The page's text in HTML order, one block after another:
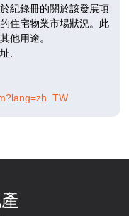
紀錄冊的關於該發展項
住宅物業市場狀況。此
他用途。
: